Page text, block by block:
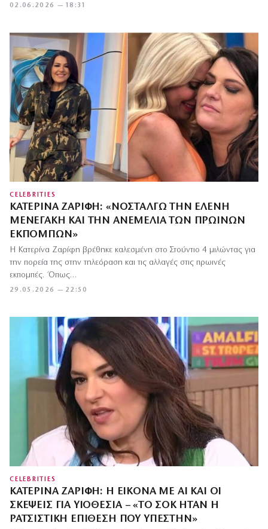
02.06.2026 — 18:31
CELEBRITIES
ΚΑΤΕΡΊΝΑ ΖΑΡΊΦΗ: «ΝΟΣΤΑΛΓΏ ΤΗΝ ΕΛΈΝΗ
ΜΕΝΕΓΆΚΗ ΚΑΙ ΤΗΝ ΑΝΕΜΕΛΙΆ ΤΩΝ ΠΡΩΙΝΏΝ
ΕΚΠΟΜΠΏΝ»
29.05.2026 — 22:50
Η Κατερίνα Ζαρίφη βρέθηκε καλεσμένη στο Στούντιο 4 μιλώντας για
την πορεία της στην τηλεόραση και τις αλλαγές στις πρωινές
εκπομπές. Όπως…
CELEBRITIES
ΚΑΤΕΡΊΝΑ ΖΑΡΊΦΗ: Η ΕΙΚΌΝΑ ΜΕ AI ΚΑΙ ΟΙ
ΣΚΈΨΕΙΣ ΓΙΑ ΥΙΟΘΕΣΊΑ – «ΤΟ ΣΟΚ ΉΤΑΝ Η
ΡΑΤΣΙΣΤΙΚΉ ΕΠΊΘΕΣΗ ΠΟΥ ΥΠΈΣΤΗΝ»